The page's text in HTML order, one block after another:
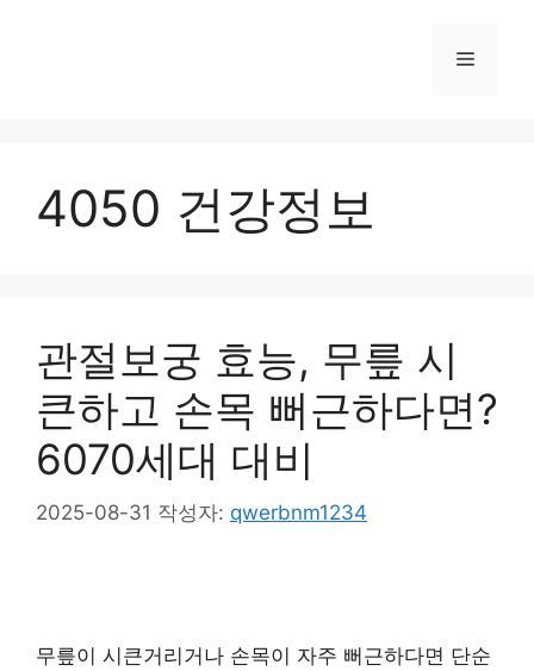
메
4050 건강정보
관절보궁 효능, 무릎 시
큰하고 손목 뻐근하다면?
6070세대 대비
2025-08-31 작성자: qwerbnm1234
무릎이 시큰거리거나 손목이 자주 뻐근하다면 단순